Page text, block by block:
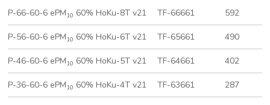
P-66-60-6 ePM10 60% HoKu-8T v21 TF-66661 592
P-56-60-6 ePM10 60% HoKu-6T v21 TF-65661 490
P-46-60-6 ePM10 60% HoKu-5T v21 TF-64661 402
P-36-60-6 ePM10 60% HoKu-4T v21 TF-63661 287